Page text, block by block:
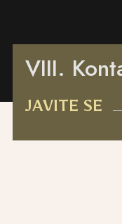
VIII.
JAVITE SE